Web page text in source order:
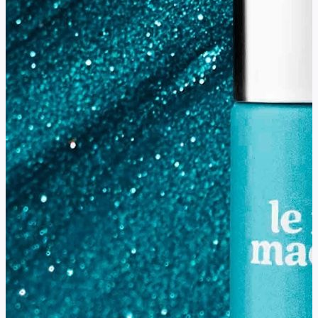
nechty s gél lakom sú komfortné pri práci, športe
aj každodenných povinnostiach. Nezachytávajú sa,
neprekážajú a pritom zostávajú estetické.
Gél laky Le Mini Macaron sú ideálne pre ženy, ktoré chcú
vyzerať moderne, upravene a prirodzene, či už stojíte
pred kamerou, pracujete, tvoríte obsah, vychovávate
deti alebo jednoducho chcete mať krásne ruky bez
prehnaného predĺženia. V dobe, keď sú natural gel nails,
short elegant manicure a minimalistické nechty
považované za atraktívnejšie než extrémne modelované
nechty, predstavujú gél laky praktické a nadčasové
riešenie.
Sú gél laky Le Mini Macaron šetrné k nechtom?
Jednou z najčastejších otázok pred kúpou gél laku je, či
nepoškodzuje prirodzené nechty. Dobrá správa je, že
gél laky Le Mini Macaron sú pri správnej aplikácii a